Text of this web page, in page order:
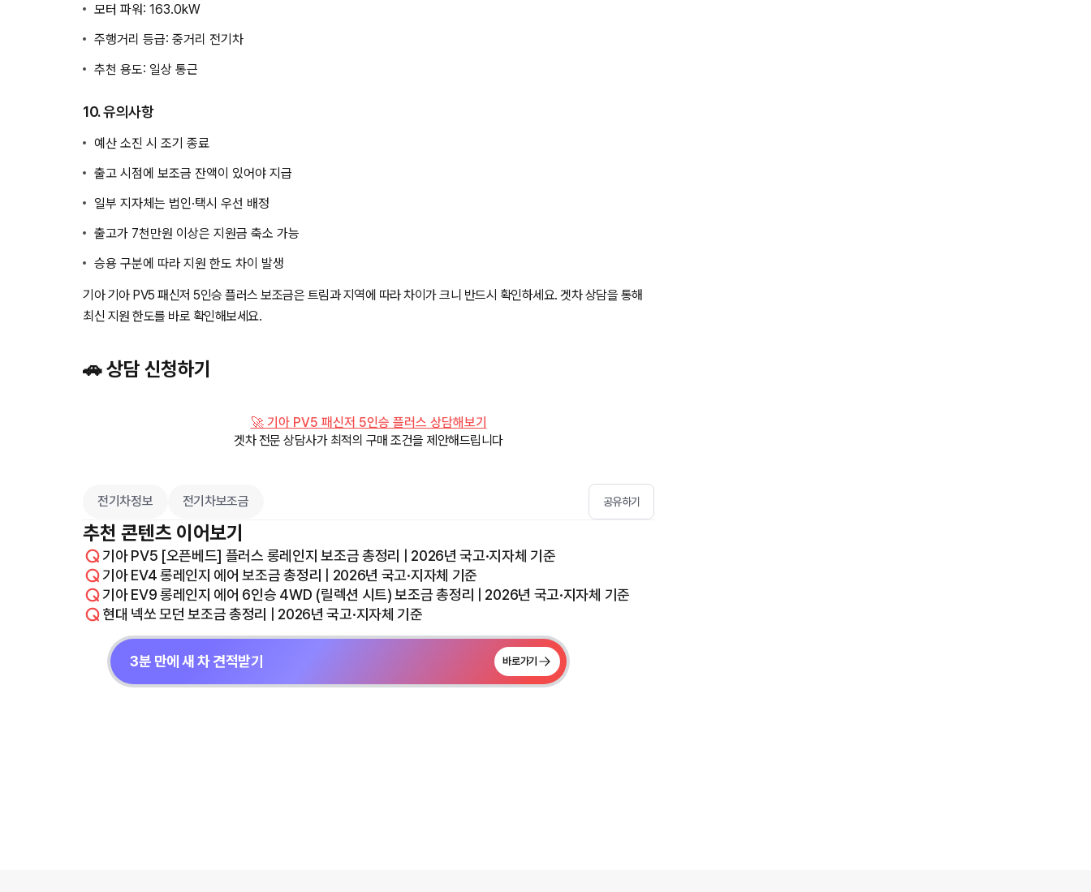
모터 파워: 163.0kW
주행거리 등급: 중거리 전기차
추천 용도: 일상 통근
10. 유의사항
예산 소진 시 조기 종료
출고 시점에 보조금 잔액이 있어야 지급
일부 지자체는 법인·택시 우선 배정
출고가 7천만원 이상은 지원금 축소 가능
승용 구분에 따라 지원 한도 차이 발생
기아 기아 PV5 패신저 5인승 플러스 보조금은 트림과 지역에 따라 차이가 크니 반드시 확인하세요. 겟차 상담을 통해
최신 지원 한도를 바로 확인해보세요.
🚗 상담 신청하기
🚀 기아 PV5 패신저 5인승 플러스 상담해보기
겟차 전문 상담사가 최적의 구매 조건을 제안해드립니다
전기차정보 전기차보조금 공유하기
추천 콘텐츠 이어보기
기아 PV5 [오픈베드] 플러스 롱레인지 보조금 총정리 | 2026년 국고·지자체 기준
기아 EV4 롱레인지 에어 보조금 총정리 | 2026년 국고·지자체 기준
기아 EV9 롱레인지 에어 6인승 4WD (릴렉션 시트) 보조금 총정리 | 2026년 국고·지자체 기준
현대 넥쏘 모던 보조금 총정리 | 2026년 국고·지자체 기준
3분 만에 새 차 견적받기 바로가기